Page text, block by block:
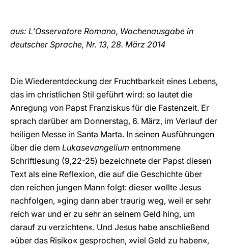
aus: L'Osservatore Romano, Wochenausgabe in
deutscher Sprache, Nr. 13, 28. März 2014
Die Wiederentdeckung der Fruchtbarkeit eines Lebens,
das im christlichen Stil geführt wird: so lautet die
Anregung von Papst Franziskus für die Fastenzeit. Er
sprach darüber am Donnerstag, 6. März, im Verlauf der
heiligen Messe in Santa Marta. In seinen Ausführungen
über die dem Lukasevangelium entnommene
Schriftlesung (9,22-25) bezeichnete der Papst diesen
Text als eine Reflexion, die auf die Geschichte über
den reichen jungen Mann folgt: dieser wollte Jesus
nachfolgen, »ging dann aber traurig weg, weil er sehr
reich war und er zu sehr an seinem Geld hing, um
darauf zu verzichten«. Und Jesus habe anschließend
»über das Risiko« gesprochen, »viel Geld zu haben«,